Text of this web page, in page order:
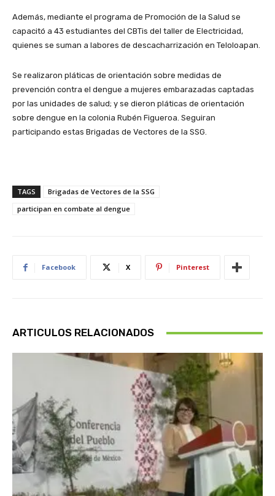
Además, mediante el programa de Promoción de la Salud se
capacitó a 43 estudiantes del CBTis del taller de Electricidad,
quienes se suman a labores de descacharrización en Teloloapan.
Se realizaron pláticas de orientación sobre medidas de
prevención contra el dengue a mujeres embarazadas captadas
por las unidades de salud; y se dieron pláticas de orientación
sobre dengue en la colonia Rubén Figueroa. Seguiran
participando estas Brigadas de Vectores de la SSG.
TAGS
Brigadas de Vectores de la SSG
participan en combate al dengue
Facebook X Pinterest
ARTICULOS RELACIONADOS